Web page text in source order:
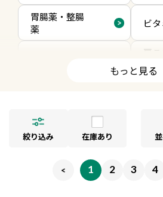
胃腸薬・整腸
薬
ビ
肩
痛・
睡眠改善・ス
トレス
生
生
発毛・育毛剤 検査
もっと見る
絞り込み 在庫あり
1 2 3 4